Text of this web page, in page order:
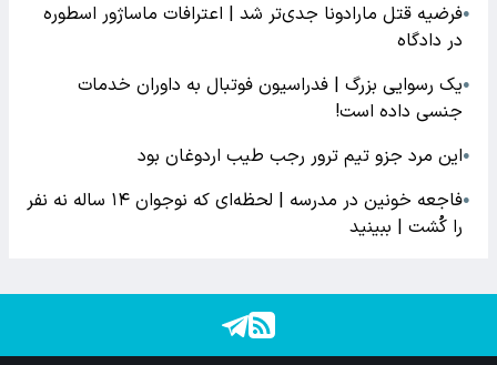
●فرضیه قتل مارادونا جدی‌تر شد | اعترافات ماساژور اسطوره
در دادگاه
●یک رسوایی بزرگ | فدراسیون فوتبال به داوران خدمات
جنسی داده است!
●این مرد جزو تیم ترور رجب طیب اردوغان بود
●
فاجعه خونین در مدرسه | لحظه‌ای که نوجوان ۱۴ ساله نه نفر
را کُشت | ببینید